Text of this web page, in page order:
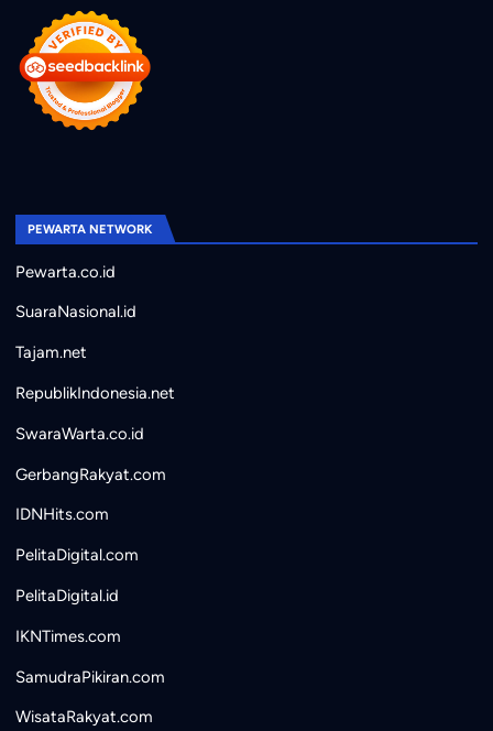
PEWARTA NETWORK
Pewarta.co.id
SuaraNasional.id
Tajam.net
RepublikIndonesia.net
SwaraWarta.co.id
GerbangRakyat.com
IDNHits.com
PelitaDigital.com
PelitaDigital.id
IKNTimes.com
SamudraPikiran.com
WisataRakyat.com